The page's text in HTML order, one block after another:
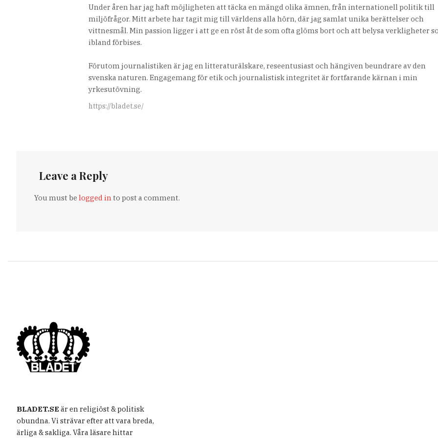
Under åren har jag haft möjligheten att täcka en mängd olika ämnen, från internationell politik till
miljöfrågor. Mitt arbete har tagit mig till världens alla hörn, där jag samlat unika berättelser och
vittnesmål. Min passion ligger i att ge en röst åt de som ofta glöms bort och att belysa verkligheter
ibland förbises.
Förutom journalistiken är jag en litteraturälskare, reseentusiast och hängiven beundrare av den
svenska naturen. Engagemang för etik och journalistisk integritet är fortfarande kärnan i min
yrkesutövning.
https://bladet.se/
Leave a Reply
You must belogged into post a comment.
BLADET.SE är en religiöst & politisk
obundna. Vi strävar efter att vara breda,
ärliga & sakliga. Våra läsare hittar